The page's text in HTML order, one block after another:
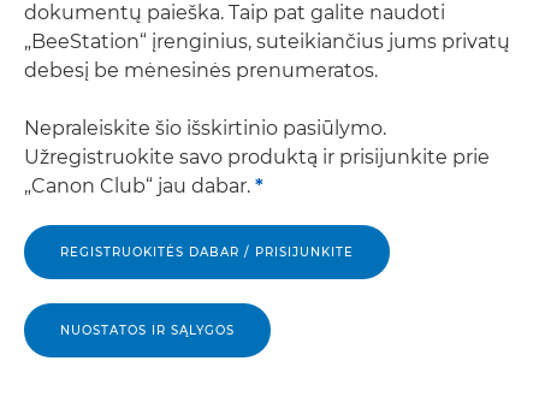
dokumentų paieška. Taip pat galite naudoti
„BeeStation“ įrenginius, suteikiančius jums privatų
debesį be mėnesinės prenumeratos.
Nepraleiskite šio išskirtinio pasiūlymo.
Užregistruokite savo produktą ir prisijunkite prie
„Canon Club“ jau dabar. *
REGISTRUOKITĖS DABAR / PRISIJUNKITE
NUOSTATOS IR SĄLYGOS